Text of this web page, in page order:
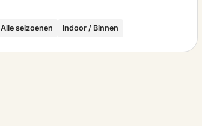
Alle seizoenen Indoor / Binnen